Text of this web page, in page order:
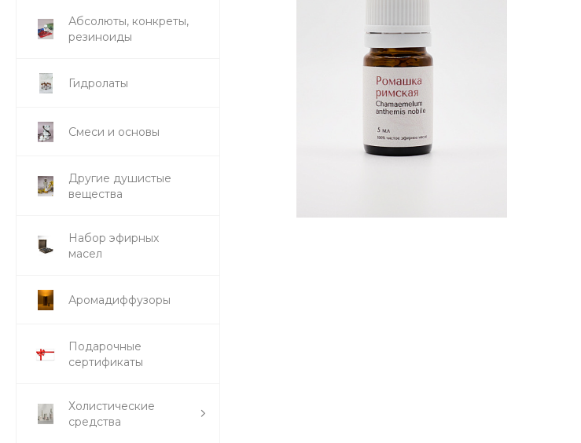
Абсолюты, конкреты,
резиноиды
Гидролаты
Смеси и основы
Другие душистые
вещества
Набор эфирных
масел
Аромадиффузоры
Подарочные
сертификаты
Холистические
средства